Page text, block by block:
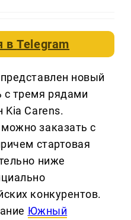
вTelegram
новый
тремя рядами
Kia Carens.
заказать с
стартовая
ниже
конкурентов.
Южный